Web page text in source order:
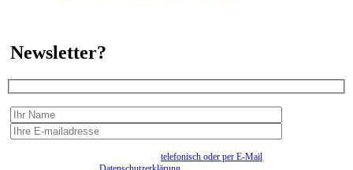
Newsletter?
telefonisch oder per E-Mail